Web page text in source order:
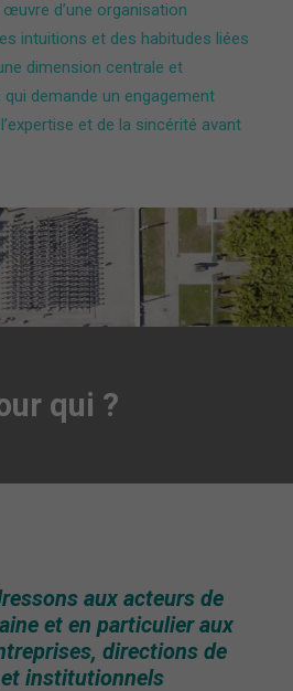
d’une organisation
intuitions et des habitudes liées
dimension centrale et
demande un engagement
et de la sincérité avant
qui ?
aux acteurs de
et en particulier aux
directions de
institutionnels